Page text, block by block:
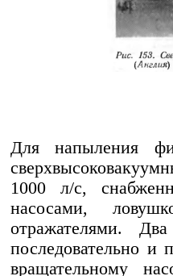
Для напыления
1000 л/с,
насосами,
отражателями.
последовательно и
вращательному